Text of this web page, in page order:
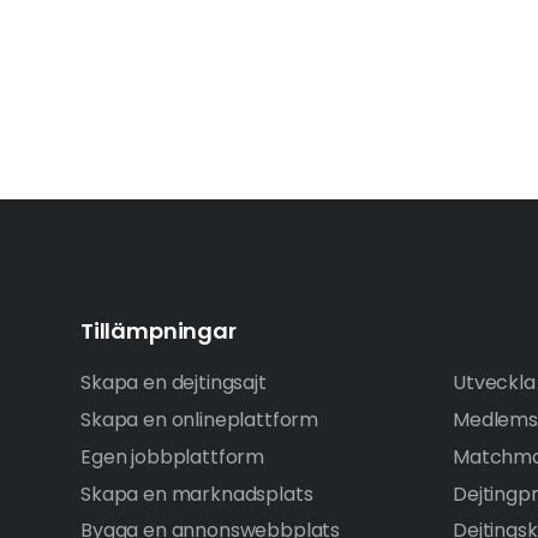
Tillämpningar
Skapa en dejtingsajt
Skapa en onlineplattform
Egen jobbplattform
Skapa en marknadsplats
Bygga en annonswebbplats